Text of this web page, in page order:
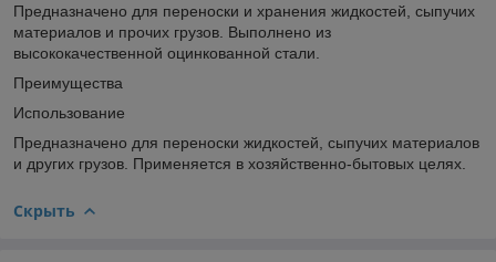
Предназначено для переноски и хранения жидкостей, сыпучих
материалов и прочих грузов. Выполнено из
высококачественной оцинкованной стали.
Преимущества
Использование
Предназначено для переноски жидкостей, сыпучих материалов
и других грузов. Применяется в хозяйственно-бытовых целях.
Скрыть